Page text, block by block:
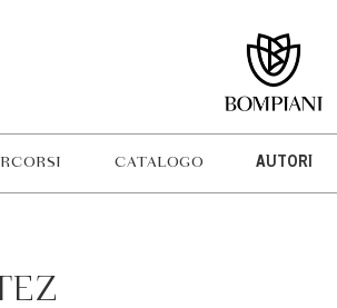
CATALOGO AUTORI